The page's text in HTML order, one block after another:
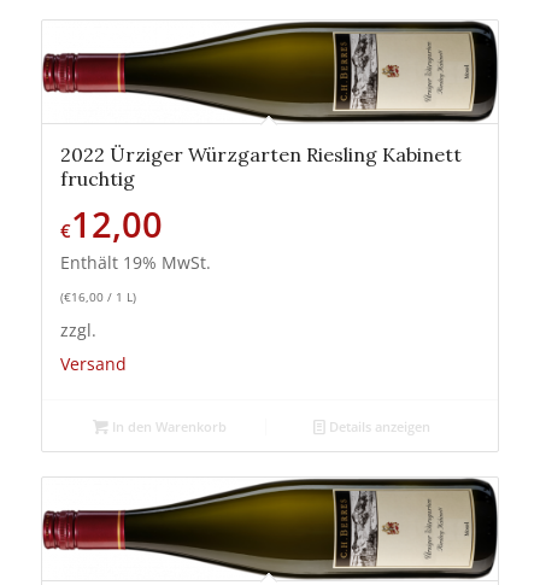
2022 Ürziger Würzgarten Riesling Kabinett
fruchtig
€12,00
Enthält 19% MwSt.
(€16,00/ 1 L)
zzgl.
Versand
In den Warenkorb Details anzeigen